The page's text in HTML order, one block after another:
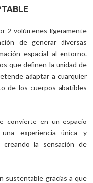
2 volúmenes ligeramente
de generar diversas
espacial al entorno.
que definen la unidad de
adaptar a cuarquier
de los cuerpos abatibles
convierte en un espacio
experiencia única y
la sensación de
sustentable gracias a que